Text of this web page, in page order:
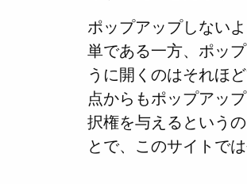
ポップアップしない
単である一方、ポッ
うに開くのはそれほ
点からもポップアッ
択権を与えるという
とで、このサイトで